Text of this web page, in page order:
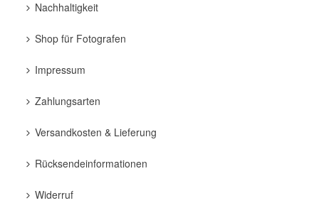
Nachhaltigkeit
Shop für Fotografen
Impressum
Zahlungsarten
Versandkosten & Lieferung
Rücksendeinformationen
Widerruf